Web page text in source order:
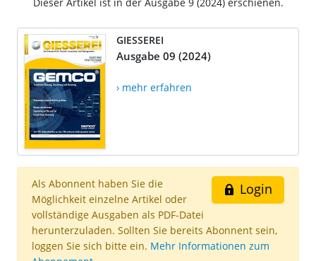
GIESSEREI
Ausgabe 09 (2024)
› mehr erfahren
Login
Als Abonnent haben Sie die
Möglichkeit einzelne Artikel oder
vollständige Ausgaben als PDF-Datei
herunterzuladen. Sollten Sie bereits Abonnent sein,
loggen Sie sich bitte ein. Mehr Informationen zum